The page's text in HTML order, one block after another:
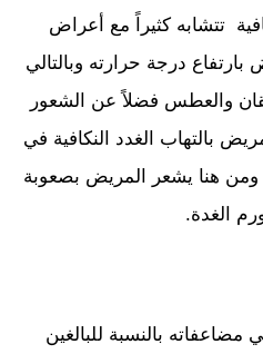
تتشابه كثيراً مع أعراض
بارتفاع درجة حرارته وبالتالي
والعطس فضلاً عن الشعور
بالتهاب الغدد النكافية في
هنا يشعر المريض بصعوبة
الغدة.
بالنسبة للبالغين